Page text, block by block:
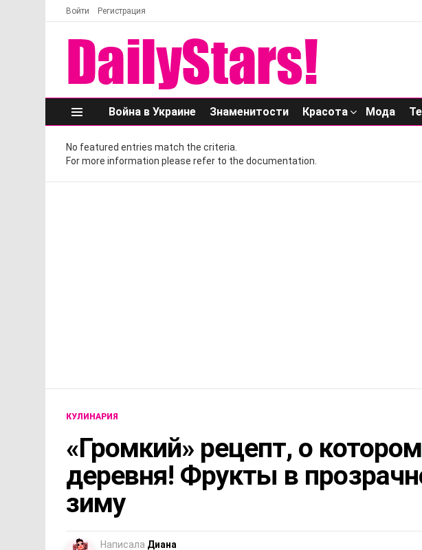
Войти Регистрация
Меню
Война в Украине Знаменитости Красота Мода
No featured entries match the criteria.
For more information please refer to the documentation.
КУЛИНАРИЯ
«Громкий» рецепт, о
деревня! Фрукты в
зиму
Написала Диана